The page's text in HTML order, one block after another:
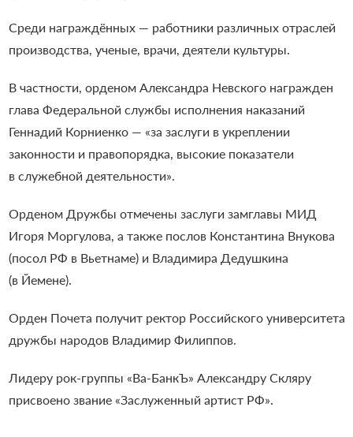
Среди награждённых — работники различных отраслей
производства, ученые, врачи, деятели культуры.
В частности, орденом Александра Невского награжден
глава Федеральной службы исполнения наказаний
Геннадий Корниенко — «за заслуги в укреплении
законности и правопорядка, высокие показатели
в служебной деятельности».
Орденом Дружбы отмечены заслуги замглавы МИД
Игоря Моргулова, а также послов Константина Внукова
(посол РФ в Вьетнаме) и Владимира Дедушкина
(в Йемене).
Орден Почета получит ректор Российского университета
дружбы народов Владимир Филиппов.
Лидеру рок-группы «Ва-БанкЪ» Александру Скляру
присвоено звание «Заслуженный артист РФ».